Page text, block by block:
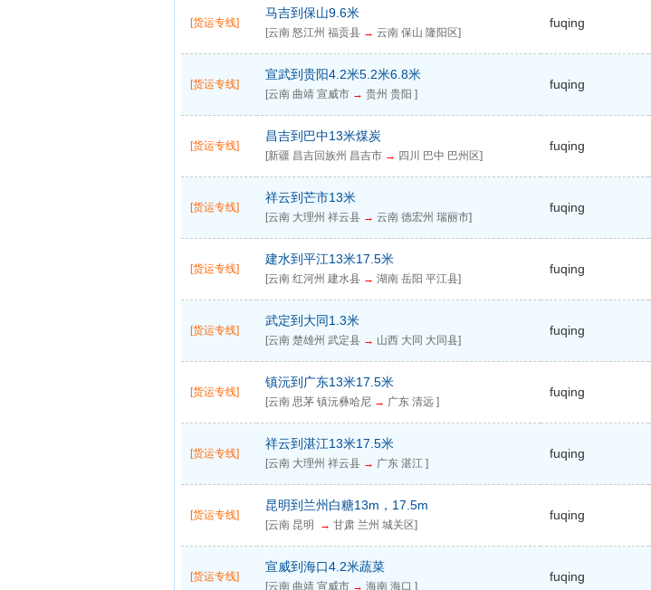
[货运专线]
马吉到保山9.6米
[云南 怒江州 福贡县 → 云南 保山 隆阳区]
fuqing
[货运专线]
宣武到贵阳4.2米5.2米6.8米
[云南 曲靖 宣威市 → 贵州 贵阳 ]
fuqing
[货运专线]
昌吉到巴中13米煤炭
[新疆 昌吉回族州 昌吉市 → 四川 巴中 巴州区]
fuqing
[货运专线]
祥云到芒市13米
[云南 大理州 祥云县 → 云南 德宏州 瑞丽市]
fuqing
[货运专线]
建水到平江13米17.5米
[云南 红河州 建水县 → 湖南 岳阳 平江县]
fuqing
[货运专线]
武定到大同1.3米
[云南 楚雄州 武定县 → 山西 大同 大同县]
fuqing
[货运专线]
镇沅到广东13米17.5米
[云南 思茅 镇沅彝哈尼 → 广东 清远 ]
fuqing
[货运专线]
祥云到湛江13米17.5米
[云南 大理州 祥云县 → 广东 湛江 ]
fuqing
[货运专线]
昆明到兰州白糖13m，17.5m
[云南 昆明 → 甘肃 兰州 城关区]
fuqing
[货运专线]
宣威到海口4.2米蔬菜
[云南 曲靖 宣威市 → 海南 海口 ]
fuqing